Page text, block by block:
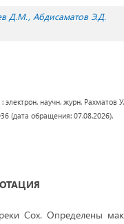
Д.М. Абдисаматов Э.Д.
научн. журн. Рахматов
(дата обращения: 07.08.2026).
Сох. Определены